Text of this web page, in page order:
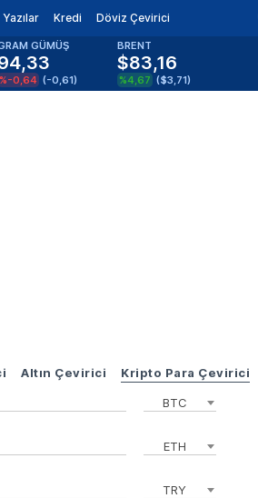
Yazılar Kredi Döviz Çevirici
GÜMÜŞ
%-0,64 (-0,61)
BRENT
$83,16
%4,67 ($3,71)
Altın Çevirici Kripto Para Çevirici
BTC
ETH
TRY